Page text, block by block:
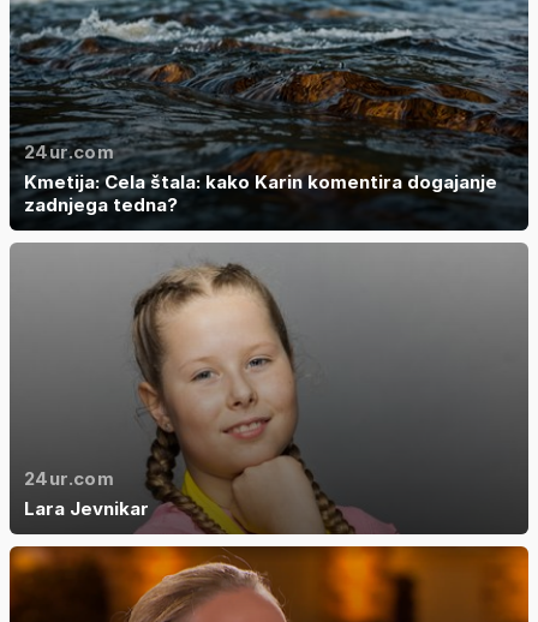
24ur.com
Kmetija: Cela štala: kako Karin komentira dogajanje
zadnjega tedna?
24ur.com
Lara Jevnikar